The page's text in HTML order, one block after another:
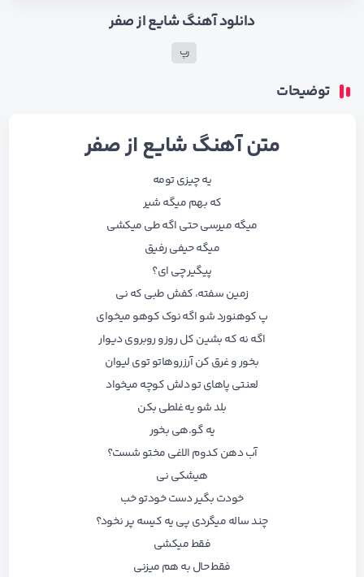
دانلود آهنگ شایع از صفر
رپ
توضیحات
متن آهنگ شایع از صفر
یه چیزی تومه
که بهم میگه شیر
میگه میرسی حتی اگه طی میکشی
میگه حیفی رفیق
پیگیر چی ای؟
زمین سفته، کفش طبی که نی
پ کوهنورد شو اگه نوک کوهو میخوای
اگه نه که بشین کل روزو روبروی دیوار
بخور و غرق کن آرزروهاتو توی لیوان
لعنتی پاهای تو دلش کوچه میخواد
بلد شو یه غلطی بکن
یه گو.هی بخور
آب دهن کدوم الاغی مختو شست؟
هیشکی نی
خودت بگیر دست خودتو خب
چند ساله میگردی پی یه کیسه پر نخود؟
فقط میکشی
فقط حال به هم میزنی